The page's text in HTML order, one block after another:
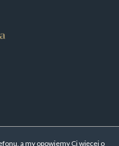
a my opowiemy Ci więcej o